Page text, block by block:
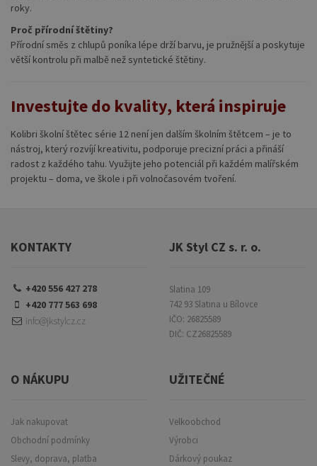
roky.
Proč přírodní štětiny?
Přírodní směs z chlupů poníka lépe drží barvu, je pružnější a poskytuje
větší kontrolu při malbě než syntetické štětiny.
Investujte do kvality, která inspiruje
Kolibri školní štětec série 12 není jen dalším školním štětcem – je to
nástroj, který rozvíjí kreativitu, podporuje precizní práci a přináší
radost z každého tahu. Využijte jeho potenciál při každém malířském
projektu – doma, ve škole i při volnočasovém tvoření.
KONTAKTY
+420 556 427 278
+420 777 563 698
info@jkstylcz.cz
JK Styl CZ s. r. o.
Slatina 109
742 93 Slatina u Bílovce
IČO: 26825589
DIČ: CZ26825589
O NÁKUPU
Jak nakupovat
Obchodní podmínky
Slevy, doprava, platba
UŽITEČNÉ
Velkoobchod
Výrobci
Dárkový poukaz